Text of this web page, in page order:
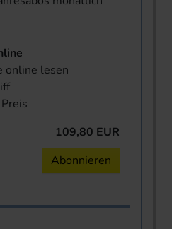
online lesen
109,80 EUR
Abonnieren